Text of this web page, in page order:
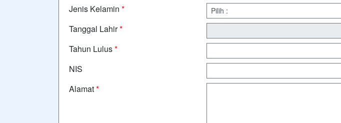
Jenis Kelamin *
Tanggal Lahir*
Tahun Lulus*
NIS
Alamat*